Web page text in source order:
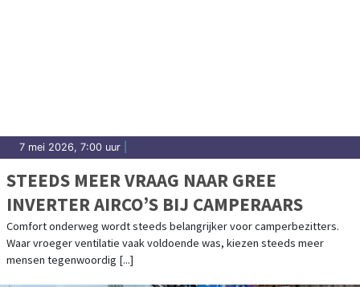
7 mei 2026, 7:00 uur
STEEDS MEER VRAAG NAAR GREE
INVERTER AIRCO’S BIJ CAMPERAARS
Comfort onderweg wordt steeds belangrijker voor camperbezitters.
Waar vroeger ventilatie vaak voldoende was, kiezen steeds meer
mensen tegenwoordig [...]